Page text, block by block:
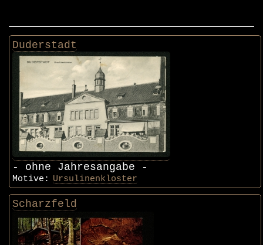
Duderstadt
- ohne Jahresangabe -
Motive: Ursulinenkloster
Scharzfeld